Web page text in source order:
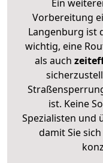
Ein
Vorbereitung
Langenburg ist
wichtig, eine
als auch
ist. Keine
Spezialisten und
damit Sie